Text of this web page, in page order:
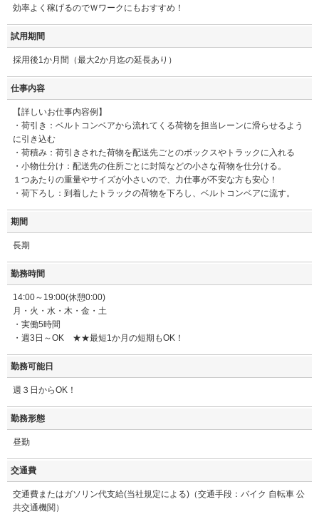
効率よく稼げるのでＷワークにもおすすめ！
試用期間
採用後1か月間（最大2か月迄の延長あり）
仕事内容
【詳しいお仕事内容例】
・荷引き：ベルトコンベアから流れてくる荷物を担当レーンに滑らせるよう
に引き込む
・荷積み：荷引きされた荷物を配送先ごとのボックスやトラックに入れる
・小物仕分け：配送先の住所ごとに封筒などの小さな荷物を仕分ける。
１つあたりの重量やサイズが小さいので、力仕事が不安な方も安心！
・荷下ろし：到着したトラックの荷物を下ろし、ベルトコンベアに流す。
期間
長期
勤務時間
14:00～19:00(休憩0:00)
月・火・水・木・金・土
・実働5時間
・週3日～OK ★★最短1か月の短期もOK！
勤務可能日
週３日からOK！
勤務形態
昼勤
交通費
交通費またはガソリン代支給(当社規定による)（交通手段：バイク 自転車 公
共交通機関）